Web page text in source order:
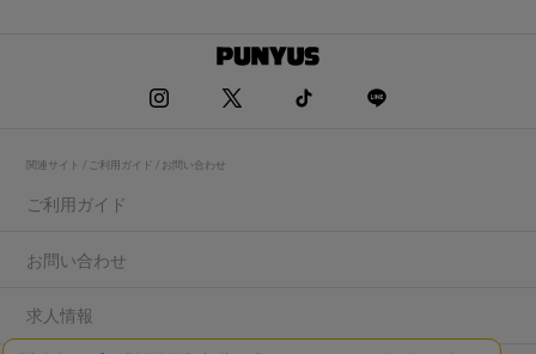
関連サイト / ご利用ガイド / お問い合わせ
ご利用ガイド
お問い合わせ
求人情報